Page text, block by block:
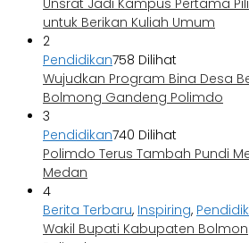
untuk Berikan Kuliah Umum
2
Pendidikan758 Dilihat
Wujudkan Program Bina Desa
Bolmong Gandeng Polimdo
3
Pendidikan740 Dilihat
Polimdo Terus Tambah Pundi
Medan
4
Berita Terbaru, Inspiring,
Wakil Bupati Kabupaten